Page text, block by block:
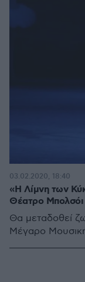
«Η Λίμνη των
Θέατρο Μπολσόι
Θα μεταδοθεί
Μέγαρο
03.02.2020, 18:40